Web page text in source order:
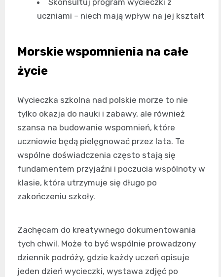
Skonsultuj program wycieczki z
uczniami – niech mają wpływ na jej kształt
Morskie wspomnienia na całe
życie
Wycieczka szkolna nad polskie morze to nie
tylko okazja do nauki i zabawy, ale również
szansa na budowanie wspomnień, które
uczniowie będą pielęgnować przez lata. Te
wspólne doświadczenia często stają się
fundamentem przyjaźni i poczucia wspólnoty w
klasie, która utrzymuje się długo po
zakończeniu szkoły.
Zachęcam do kreatywnego dokumentowania
tych chwil. Może to być wspólnie prowadzony
dziennik podróży, gdzie każdy uczeń opisuje
jeden dzień wycieczki, wystawa zdjęć po